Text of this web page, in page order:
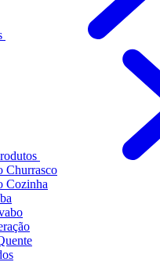
Churrasco
Cozinha